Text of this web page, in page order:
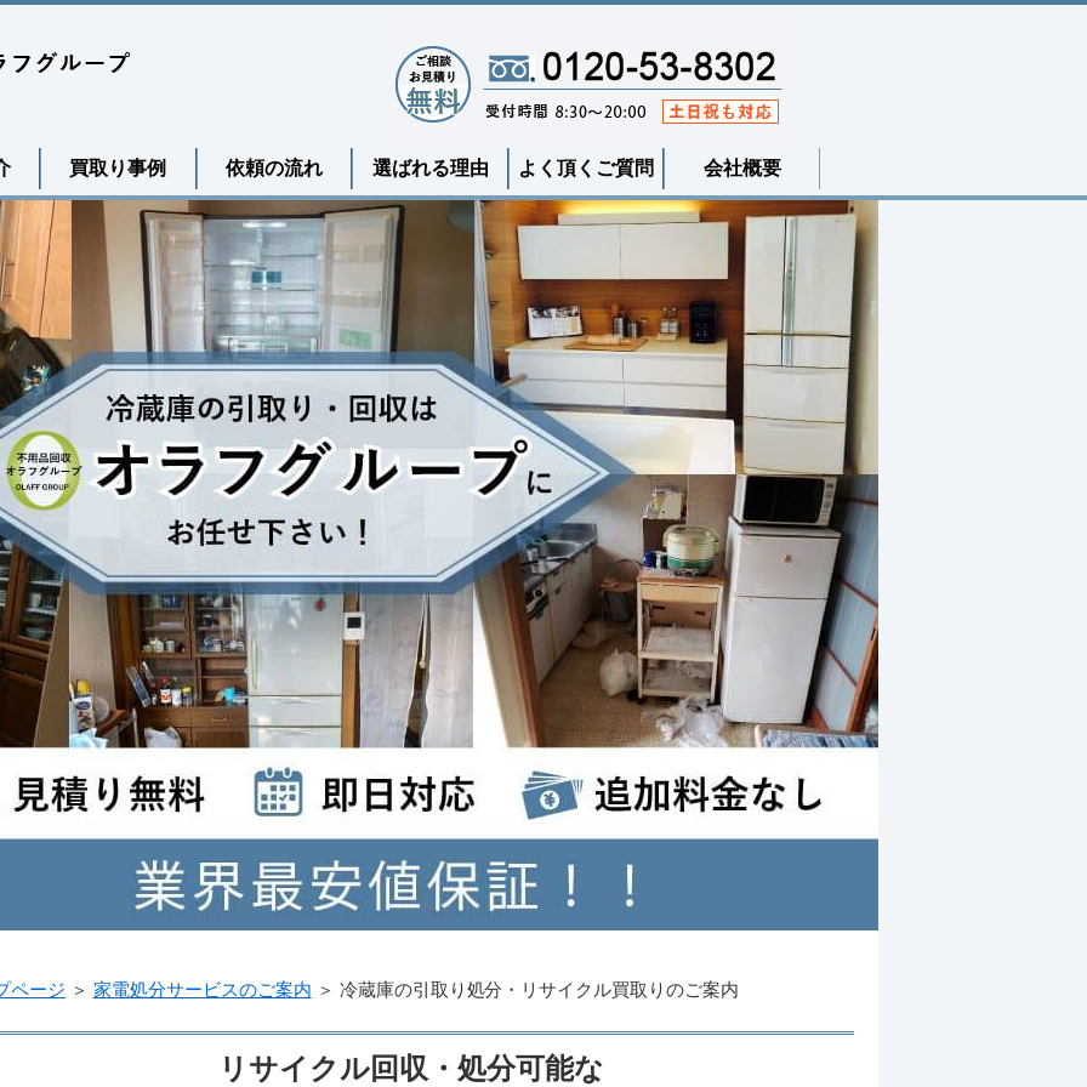
買取り事例 依頼の流れ 選ばれる理由 よく頂くご質問 会社概要
ページ ＞ 家電処分サービスのご案内 ＞ 冷蔵庫の引取り処分・リサイクル買取りのご案内
リサイクル回収・処分可能な